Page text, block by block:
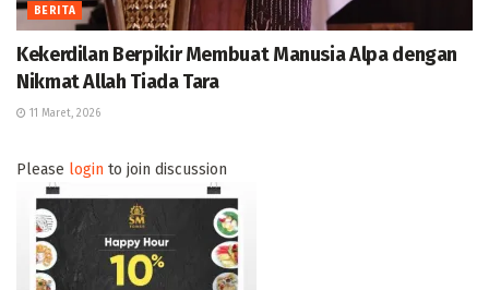
BERITA
Kekerdilan Berpikir Membuat Manusia Alpa dengan
Nikmat Allah Tiada Tara
11 Maret, 2026
Please login to join discussion